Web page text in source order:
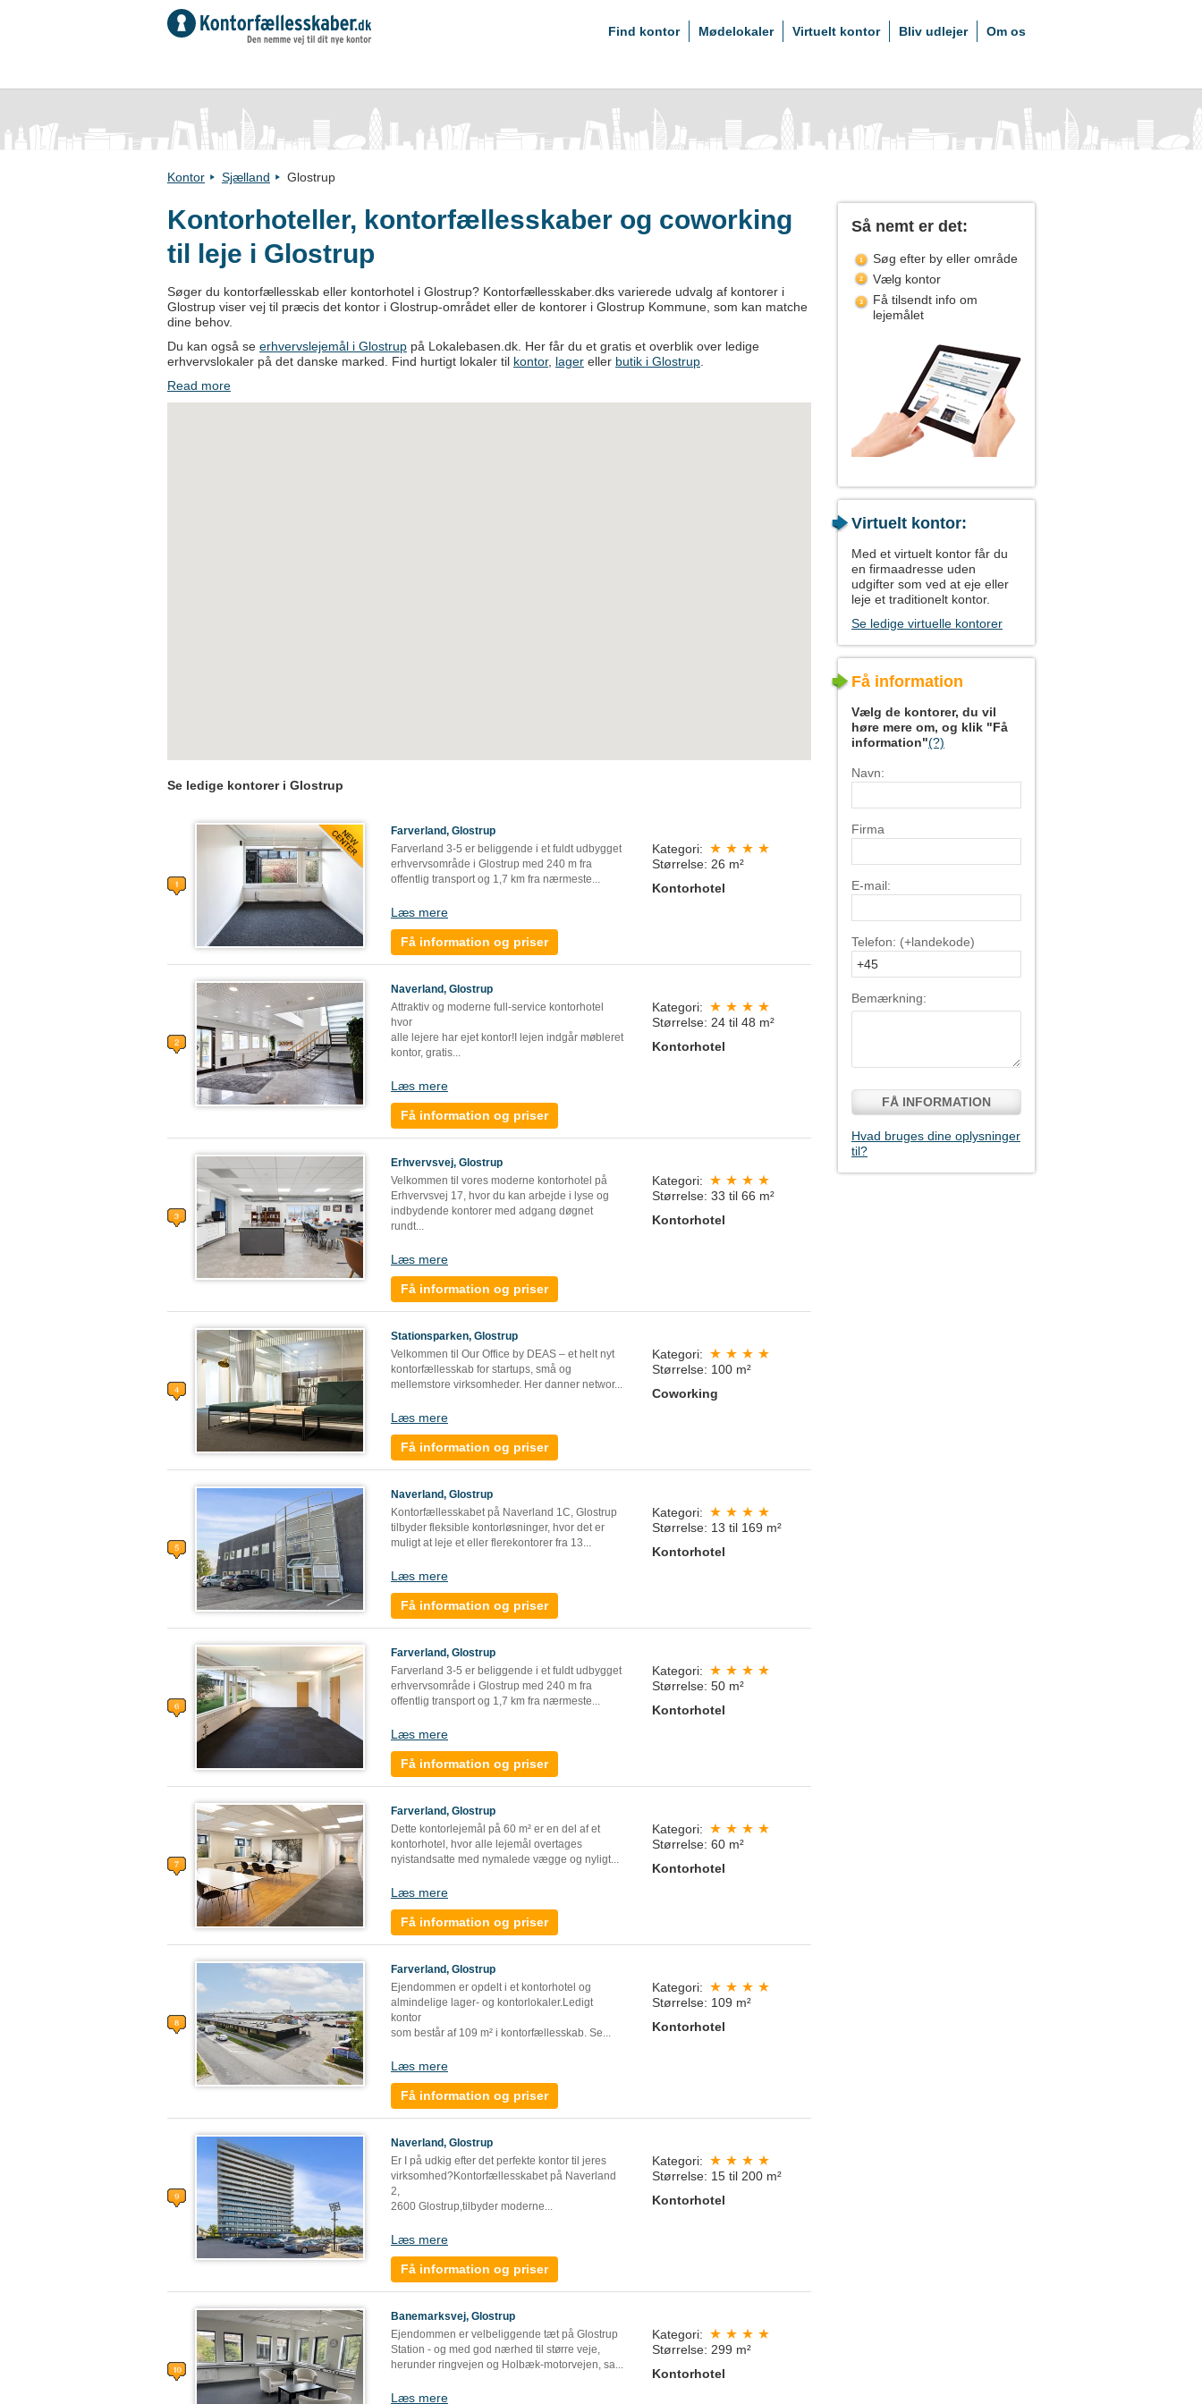
Find kontor Mødelokaler Virtuelt kontor Bliv udlejer Om os
Kontor Sjælland Glostrup
Kontorhoteller, kontorfællesskaber og coworking
til leje i Glostrup
Søger du kontorfællesskab eller kontorhotel i Glostrup? Kontorfællesskaber.dks varierede udvalg af kontorer i
Glostrup viser vej til præcis det kontor i Glostrup-området eller de kontorer i Glostrup Kommune, som kan matche
dine behov.
Du kan også se erhvervslejemål i Glostrup på Lokalebasen.dk. Her får du et gratis et overblik over ledige
erhvervslokaler på det danske marked. Find hurtigt lokaler til kontor, lager eller butik i Glostrup
Read more
Se ledige kontorer i Glostrup
Farverland, Glostrup
Farverland 3-5 er beliggende i et fuldt udbygget
erhvervsområde i Glostrup med 240 m fra
offentlig transport og 1,7 km fra nærmeste...
Læs mere
Få information og priser
Kategori:
Størrelse: 26 m²
Kontorhotel
Naverland, Glostrup
Attraktiv og moderne full-service kontorhotel
hvor
alle lejere har ejet kontor!I lejen indgår møbleret
kontor, gratis...
Læs mere
Få information og priser
Kategori:
Størrelse: 24 til 48 m²
Kontorhotel
Erhvervsvej, Glostrup
Velkommen til vores moderne kontorhotel på
Erhvervsvej 17, hvor du kan arbejde i lyse og
indbydende kontorer med adgang døgnet
rundt...
Læs mere
Få information og priser
Kategori:
Størrelse: 33 til 66 m²
Kontorhotel
Stationsparken, Glostrup
Velkommen til Our Office by DEAS – et helt nyt
kontorfællesskab for startups, små og
mellemstore virksomheder. Her danner networ...
Læs mere
Få information og priser
Kategori:
Størrelse: 100 m²
Coworking
Naverland, Glostrup
Kontorfællesskabet på Naverland 1C, Glostrup
tilbyder fleksible kontorløsninger, hvor det er
muligt at leje et eller flerekontorer fra 13...
Læs mere
Få information og priser
Kategori:
Størrelse: 13 til 169 m²
Kontorhotel
Farverland, Glostrup
Farverland 3-5 er beliggende i et fuldt udbygget
erhvervsområde i Glostrup med 240 m fra
offentlig transport og 1,7 km fra nærmeste...
Læs mere
Få information og priser
Kategori:
Størrelse: 50 m²
Kontorhotel
Farverland, Glostrup
Dette kontorlejemål på 60 m² er en del af et
kontorhotel, hvor alle lejemål overtages
nyistandsatte med nymalede vægge og nyligt...
Læs mere
Få information og priser
Kategori:
Størrelse: 60 m²
Kontorhotel
Farverland, Glostrup
Ejendommen er opdelt i et kontorhotel og
almindelige lager- og kontorlokaler.Ledigt
kontor
som består af 109 m² i kontorfællesskab. Se...
Læs mere
Få information og priser
Kategori:
Størrelse: 109 m²
Kontorhotel
Naverland, Glostrup
Er I på udkig efter det perfekte kontor til jeres
virksomhed?Kontorfællesskabet på Naverland
2,
2600 Glostrup,tilbyder moderne...
Læs mere
Få information og priser
Kategori:
Størrelse: 15 til 200 m²
Kontorhotel
Banemarksvej, Glostrup
Ejendommen er velbeliggende tæt på Glostrup
Station - og med god nærhed til større veje,
herunder ringvejen og Holbæk-motorvejen, sa...
Læs mere
Kategori:
Størrelse: 299 m²
Kontorhotel
Så nemt er det:
Søg efter by eller område
Vælg kontor
Få tilsendt info om
lejemålet
Virtuelt kontor:
Med et virtuelt kontor får du
en firmaadresse uden
udgifter som ved at eje eller
leje et traditionelt kontor.
Se ledige virtuelle kontorer
Få information
Vælg de kontorer, du vil
høre mere om, og klik "Få
information"(?)
Navn:
Firma
E-mail:
Telefon: (+landekode)
Bemærkning:
FÅ INFORMATION
Hvad bruges dine oplysninger
til?